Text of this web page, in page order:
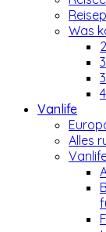
Was
Vanlife
Alles